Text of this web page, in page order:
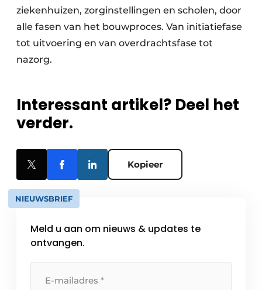
ziekenhuizen, zorginstellingen en scholen, door
alle fasen van het bouwproces. Van initiatiefase
tot uitvoering en van overdrachtsfase tot
nazorg.
Interessant artikel? Deel het
verder.
Kopieer
NIEUWSBRIEF
Meld u aan om nieuws & updates te
ontvangen.